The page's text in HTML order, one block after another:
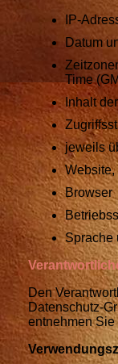
IP-
Datum
Time
Inhalt
jeweils
Website,
Browser
Sprache
Den
Datenschutz-
entnehmen Sie